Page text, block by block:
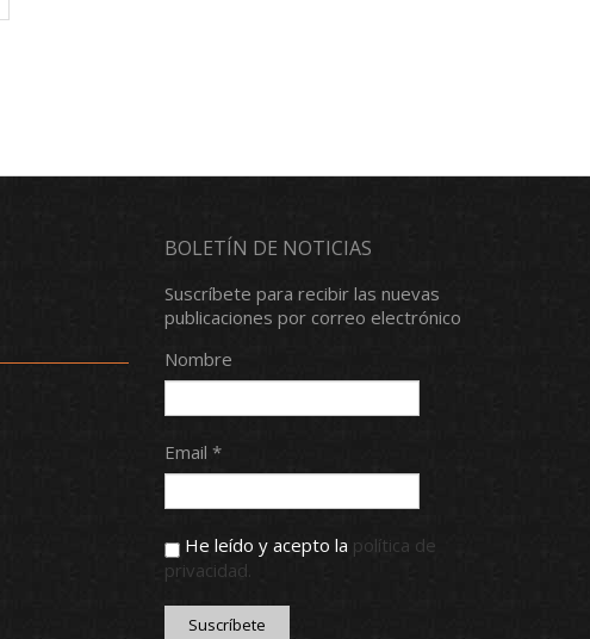
BOLETÍN DE NOTICIAS
Suscríbete para recibir las nuevas
publicaciones por correo electrónico
Nombre
Email *
He leído y acepto la política de
privacidad.